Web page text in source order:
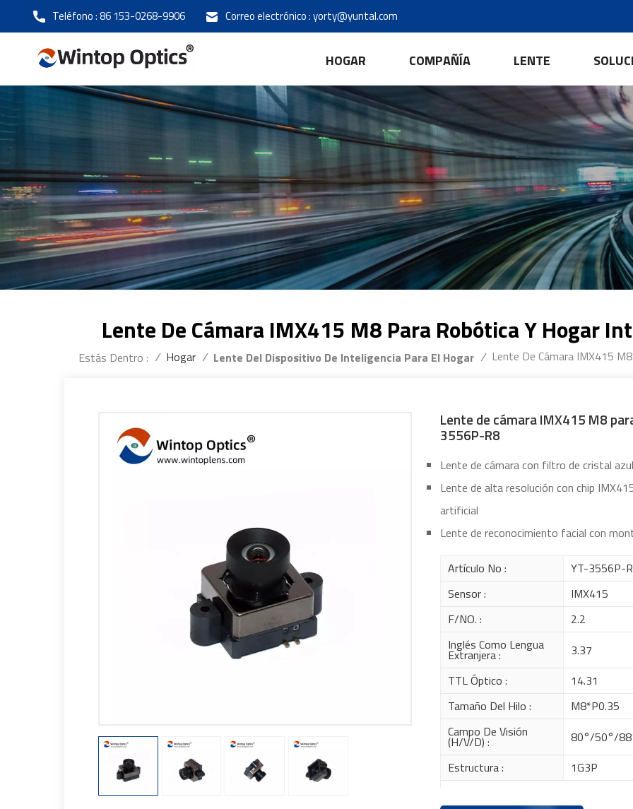
Teléfono :86 153-0268-9906 Correo electrónico :yorty@yuntal.com
HOGAR COMPAÑÍA LENTE
Lente De Cámara IMX415 M8 Para Robótica Y Hogar
Estás Dentro : / Hogar / Lente Del Dispositivo De Inteligencia Para El Hogar / Lente De Cámara IMX415
Lente de cámara IMX415 M8
3556P-R8
Lente de cámara con filtro de cristal
Lente de alta resolución con chip
artificial
Lente de reconocimiento facial con
Artículo No :
YT-3556P-
Sensor :
IMX415
F/NO. :
2.2
Inglés Como Lengua
Extranjera :
3.37
TTL Óptico :
14.31
Tamaño Del Hilo :
M8*P0.35
Campo De Visión
(H/V/D) :
80°/50°/
Estructura :
1G3P